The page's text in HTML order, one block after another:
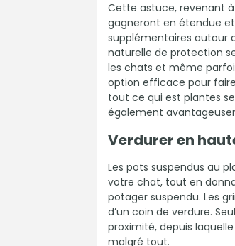
Cette astuce, revenant
gagneront en étendue
supplémentaires autour
naturelle de protection
les chats et même
option efficace pour
tout ce qui est plantes
également
Verdurer en
Les pots suspendus au
votre chat, tout en
potager suspendu. Les
d’un coin de verdure.
proximité, depuis
malgré tout.